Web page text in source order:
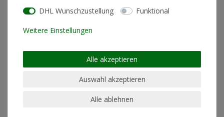
Künstlerinformationen
Standard Fit (normale
Passform)
Maschinenwäsche linksrum
DHL Wunschzustellung Funktional
Weitere Einstellungen
Alle akzeptieren
Auswahl akzeptieren
Alle ablehnen